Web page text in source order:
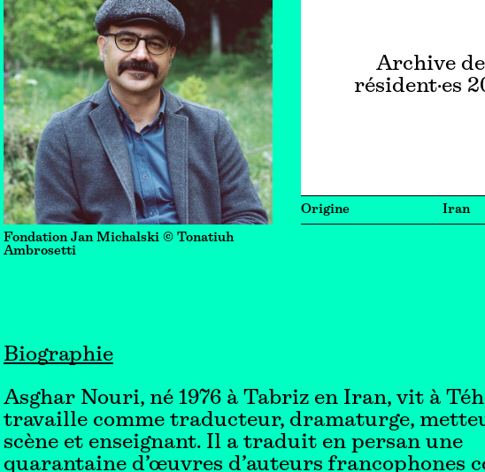
Fondation Jan Michalski © Tonatiuh
Ambrosetti
Archive
résident·es
Origine Iran
Biographie
Asghar Nouri, né 1976 à Tabriz en Iran, vit à
travaille comme traducteur, dramaturge,
scène et enseignant. Il a traduit en persan une
quarantaine d’œuvres d’auteurs francophones